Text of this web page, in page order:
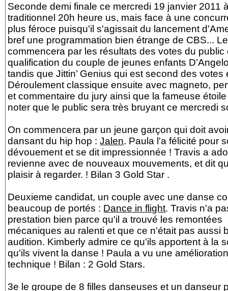
Seconde demi finale ce mercredi 19 janvier 2011
traditionnel 20h heure us, mais face à une
plus féroce puisqu'il s'agissait du lancement
bref une programmation bien étrange de CBS...
commencera par les résultats des votes du public
qualification du couple de jeunes enfants
tandis que Jittin’ Genius qui est second des votes
Déroulement classique ensuite avec magneto,
et commentaire du jury ainsi que la fameuse étoile
noter que le public sera très bruyant ce mercredi
On commencera par un jeune garçon qui doit
dansant du hip hop :Jalen. Paula l'a félicité pour
dévouement et se dit impressionnée ! Travis a
revienne avec de nouveaux mouvements, et dit
plaisir à regarder. ! Bilan 3 Gold Star .
Deuxieme candidat, un couple avec une danse
beaucoup de portés : Dance in flight. Travis n'a
prestation bien parce qu'il a trouvé les remontées
mécaniques au ralenti et que ce n'était pas aussi
audition. Kimberly admire ce qu'ils apportent à la
qu'ils vivent la danse ! Paula a vu une
technique ! Bilan : 2 Gold Stars.
3e le groupe de 8 filles danseuses et un danseur